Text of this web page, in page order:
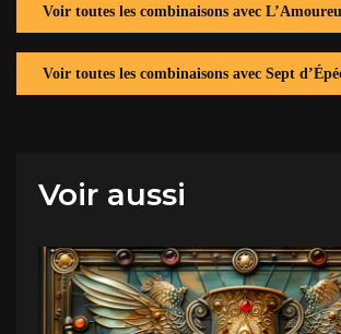
Voir toutes les combinaisons avec
Voir toutes les combinaisons avec Sept
Voir aussi